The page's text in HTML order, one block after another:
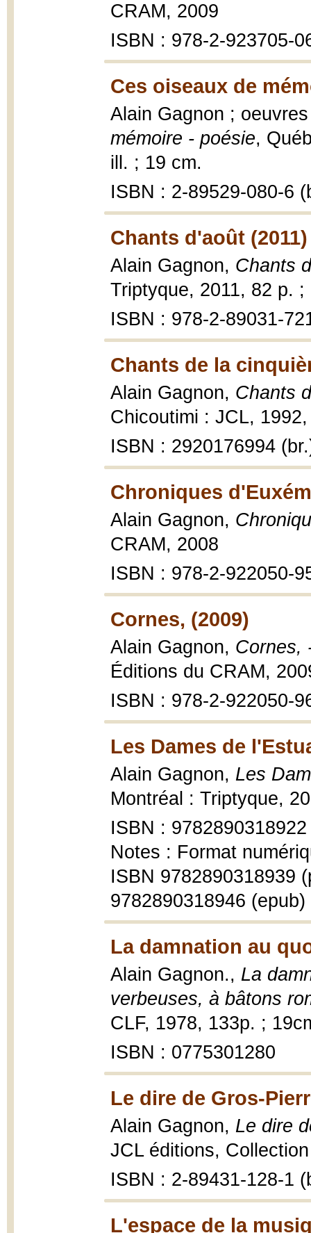
CRAM, 2009
ISBN : 978-2-923705-
Ces oiseaux de
Alain Gagnon ;
mémoire - poésie,
ill. ; 19 cm.
ISBN : 2-89529-080-6
Chants d'août (2011)
Alain Gagnon, Chants
Triptyque, 2011, 82 p. ;
ISBN : 978-2-89031-
Chants de la
Alain Gagnon, Chants
Chicoutimi : JCL,
ISBN : 2920176994
Chroniques
Alain Gagnon,
CRAM, 2008
ISBN : 978-2-922050-
Cornes, (2009)
Alain Gagnon, Cornes,
Éditions du CRAM,
ISBN : 978-2-922050-
Les Dames de
Alain Gagnon, Les
Montréal : Triptyque,
ISBN : 9782890318922
Notes : Format
ISBN 9782890318939
9782890318946 (epub)
La damnation au
Alain Gagnon., La
verbeuses, à bâtons
CLF, 1978, 133p. ;
ISBN : 0775301280
Le dire de Gros-
Alain Gagnon, Le dire
JCL éditions,
ISBN : 2-89431-128-1
L'espace de la